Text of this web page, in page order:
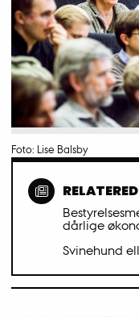
Foto: Lise Balsby
dårlige
Svinehund